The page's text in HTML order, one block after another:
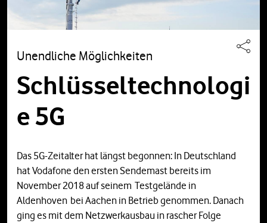
Unendliche Möglichkeiten
Schlüsseltechnologi
e 5G
Das 5G-Zeitalter hat längst begonnen: In Deutschland
hat Vodafone den ersten Sendemast bereits im
November 2018 auf seinem Testgelände in
Aldenhoven bei Aachen in Betrieb genommen. Danach
ging es mit dem Netzwerkausbau in rascher Folge